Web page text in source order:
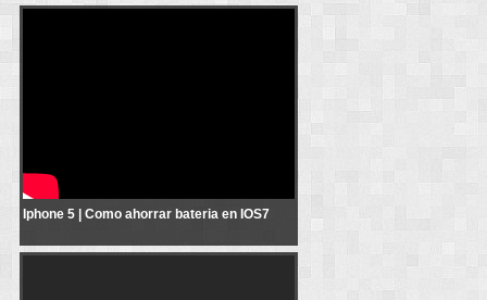
10 consejos para ahorrar batería en tu iPhone 5S 5C 5 4 iOS 7
Iphone 5 | Como ahorrar bateria en IOS7